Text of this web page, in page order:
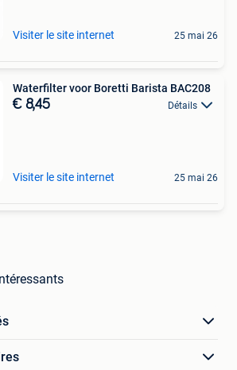
Visiter le site internet 25 mai 26
Waterfilter voor Boretti Barista BAC208
€ 8,45 Détails
Visiter le site internet 25 mai 26